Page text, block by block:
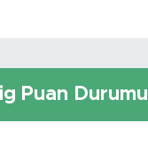
Puan Durumu